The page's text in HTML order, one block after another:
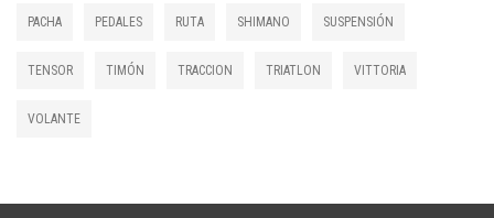
PACHA PEDALES RUTA SHIMANO SUSPENSIÓN
TENSOR TIMÓN TRACCION TRIATLON VITTORIA
VOLANTE